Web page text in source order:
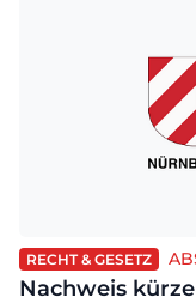
RECHT & GESETZ
Nachweis